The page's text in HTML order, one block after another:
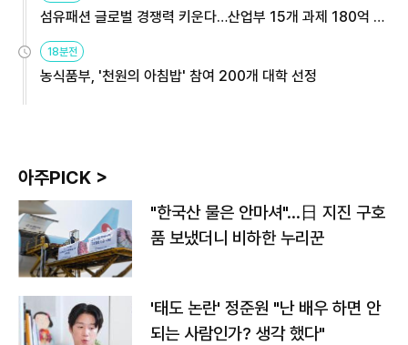
섬유패션 글로벌 경쟁력 키운다…산업부 15개 과제 180억 지
18분전
농식품부, '천원의 아침밥' 참여 200개 대학 선정
아주PICK >
"한국산 물은 안마셔"…日 지진 구호
품 보냈더니 비하한 누리꾼
'태도 논란' 정준원 "난 배우 하면 안
되는 사람인가? 생각 했다"